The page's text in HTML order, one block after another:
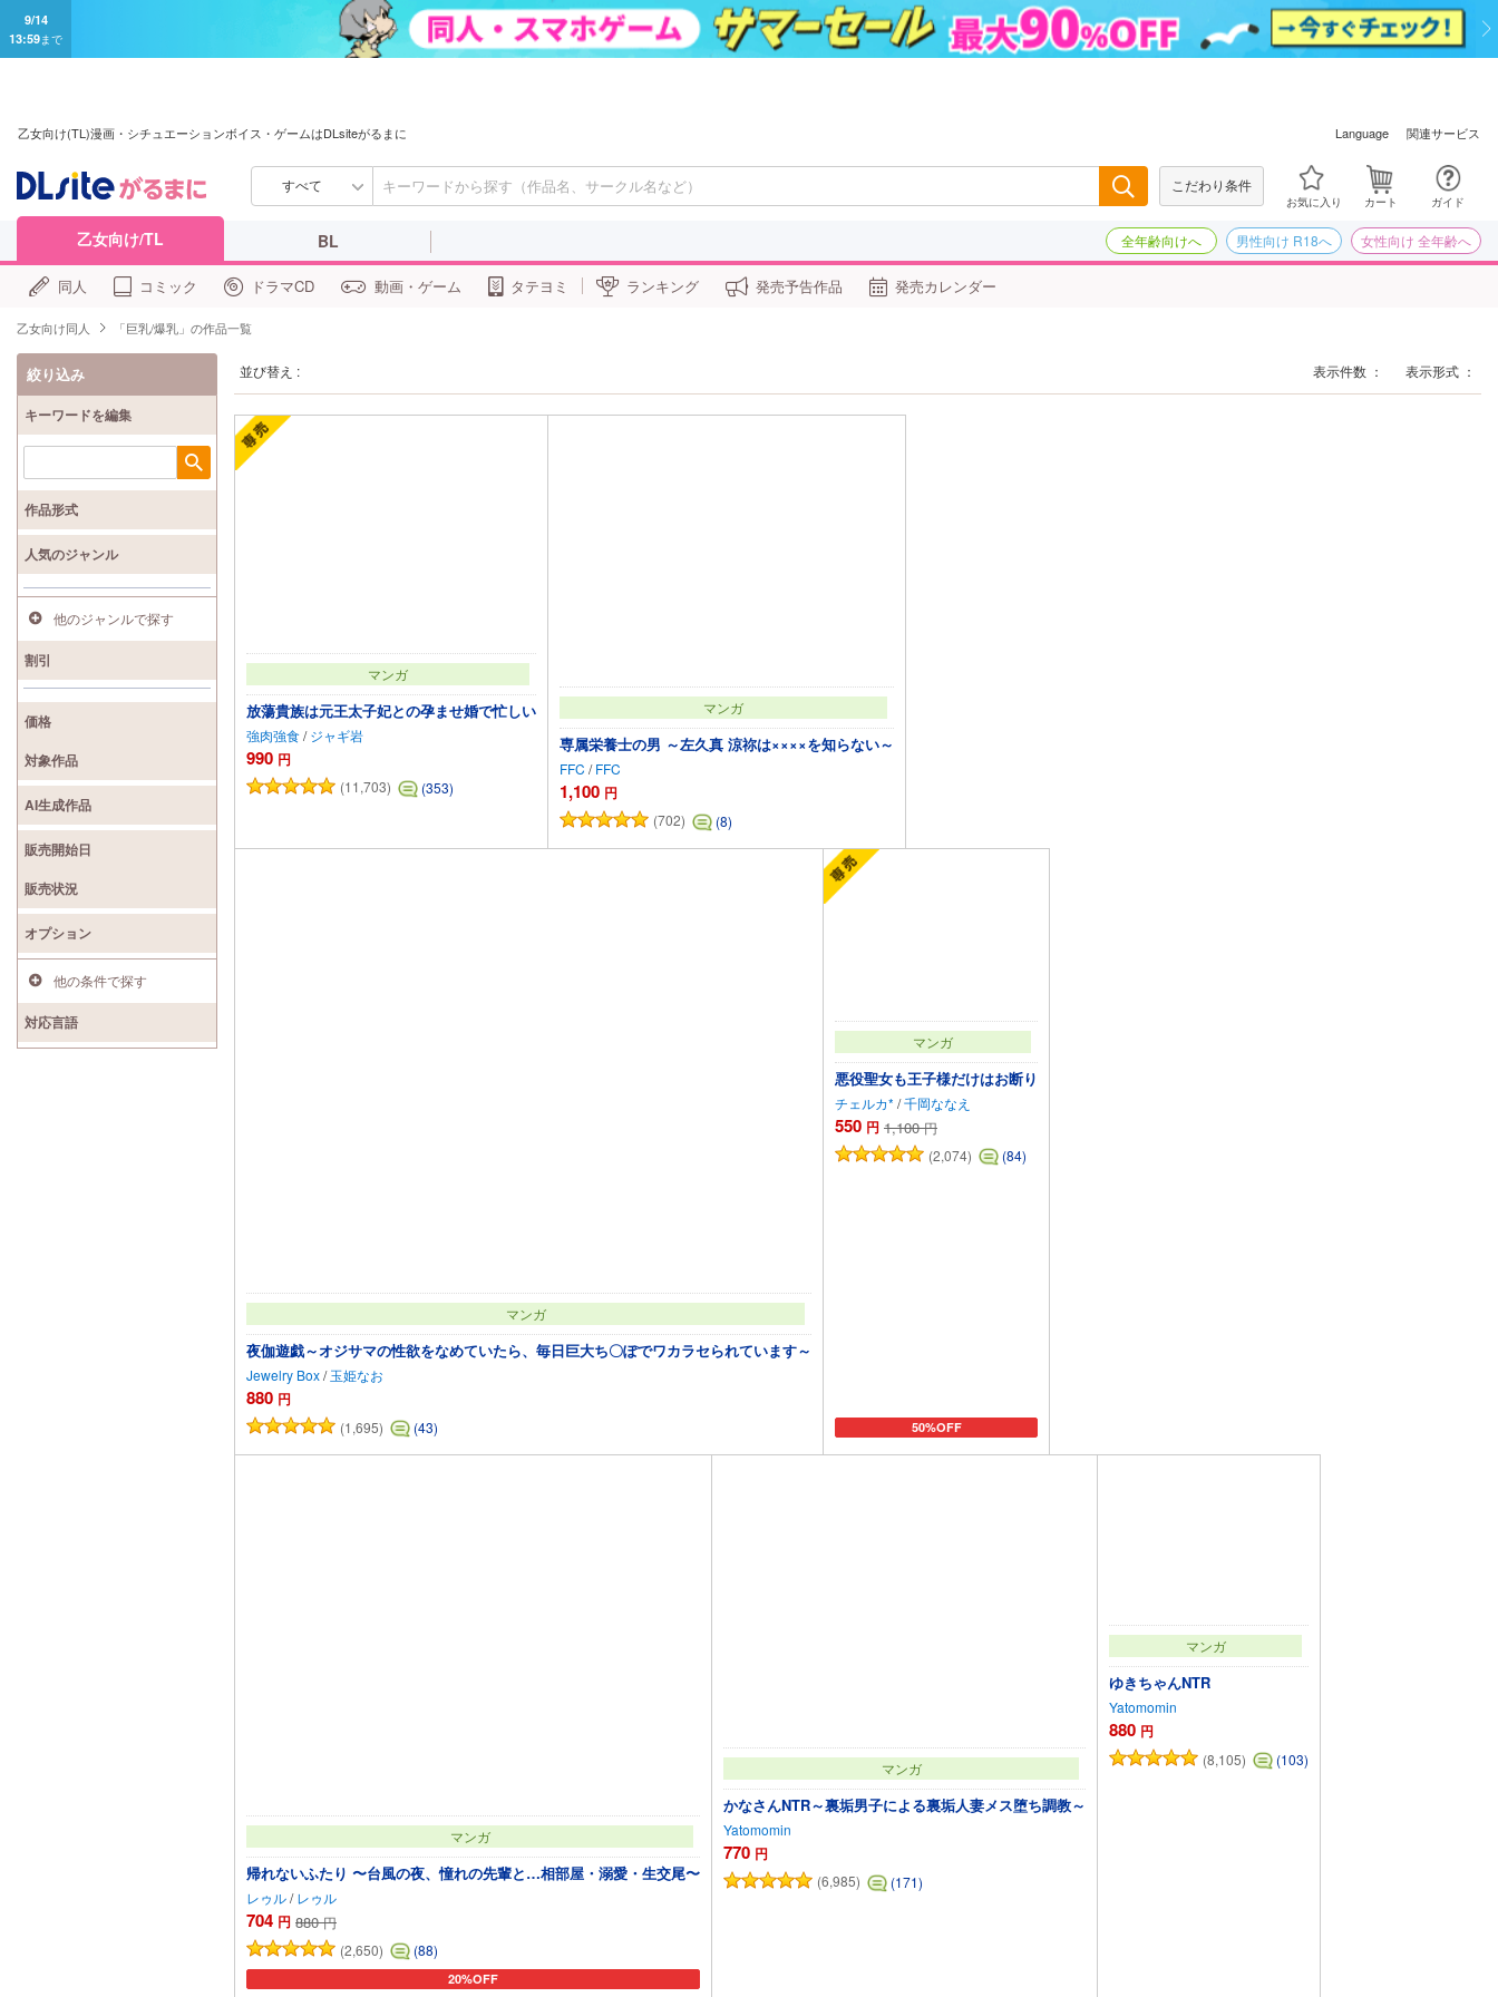
9/14
13:59まで
乙女向け(TL)漫画・シチュエーションボイス・ゲームはDLsiteがるまに Language 関連サービス
すべて こだわり条件
お気に入り カート ガイド
乙女向け/TL BL 全年齢向けへ 男性向け R18へ 女性向け 全年齢へ
同人 コミック ドラマCD 動画・ゲーム タテヨミ ランキング 発売予告作品 発売カレンダー
乙女向け同人 「巨乳/爆乳」の作品一覧
並び替え : 表示形式 ：
表示件数 ：
マンガ
放蕩貴族は元王太子妃との孕ませ婚で忙しい
強肉強食/ ジャギ岩
990 円
(11,703) (353)
マンガ
専属栄養士の男 ～左久真 涼祢は××××を知らない～
FFC / FFC
1,100 円
(702) (8)
カートに追加
マンガ
夜伽遊戯～オジサマの性欲をなめていたら、毎日巨大ち〇ぽでワカラセられています～
Jewelry Box/ 玉姫なお
880 円
(1,695) (43)
マンガ
悪役聖女も王子様だけはお断り
チェルカ* /千岡ななえ
550 円 1,100 円
(2,074)
(84)
50%OFF
カートに追加
マンガ
帰れないふたり 〜台風の夜、憧れの先輩と…相部屋・溺愛・生交尾〜
レゥル/ レゥル
704 円 880 円
(2,650)
(88)
20%OFF
カートに追加
マンガ
かなさんNTR～裏垢男子による裏垢人妻メス堕ち調教～
Yatomomin
770 円
(6,985) (171)
マンガ
ゆきちゃんNTR
Yatomomin
880 円
(8,105) (103)
絞り込み
キーワードを編集
検索
作品形式
人気のジャンル
他のジャンルで探す
割引
価格
対象作品
AI生成作品
販売開始日
販売状況
オプション
他の条件で探す
対応言語